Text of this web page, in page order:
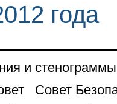
года
и стенограммы
Совет